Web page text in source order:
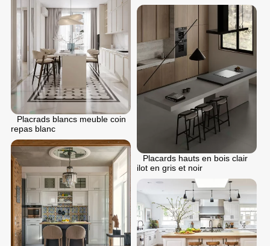
Placrads blancs meuble coin
repas blanc
Placards hauts en bois clair
ilot en gris et noir